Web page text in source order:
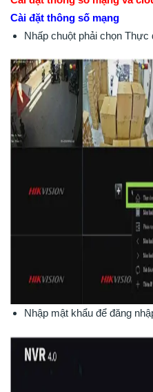
Cài đặt thông số mạng
Nhấp chuột phải chọn Thực
Nhập mật khẩu để đăng